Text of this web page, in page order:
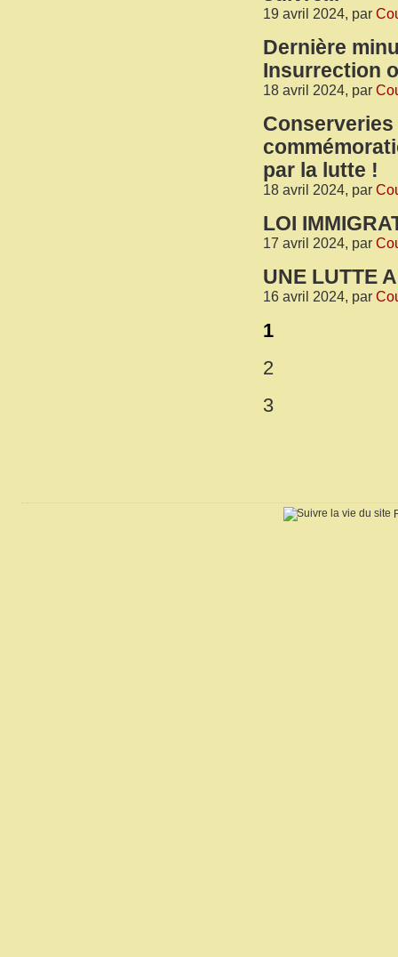
19 avril 2024, par
Dernière
Insurrection
18 avril 2024, par
par la lutte !
18 avril 2024, par
LOI
17 avril 2024, par
UNE LUTTE
16 avril 2024, par
1
2
3